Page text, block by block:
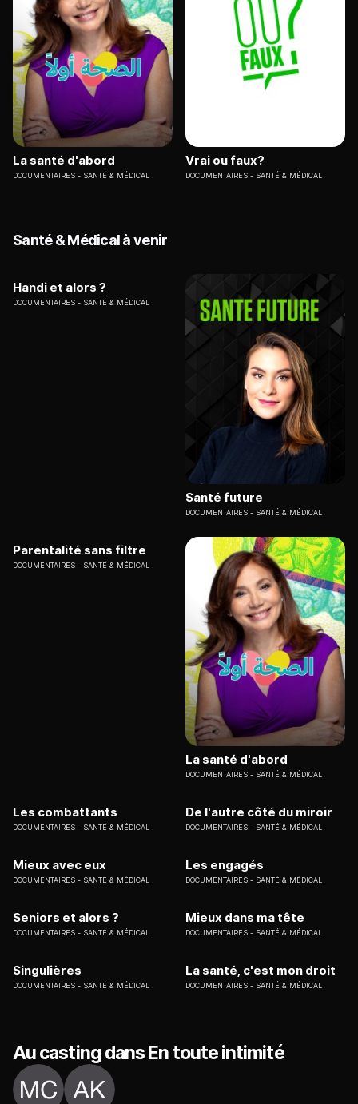
La santé d'abord
DOCUMENTAIRES SANTÉ & MÉDICAL
Vrai ou faux?
DOCUMENTAIRES SANTÉ & MÉDICAL
Santé & Médical à venir
Handi et alors ?
DOCUMENTAIRES SANTÉ & MÉDICAL
Santé future
DOCUMENTAIRES SANTÉ & MÉDICAL
Parentalité sans filtre
DOCUMENTAIRES SANTÉ & MÉDICAL
La santé d'abord
DOCUMENTAIRES SANTÉ & MÉDICAL
Les combattants
DOCUMENTAIRES SANTÉ & MÉDICAL
De l'autre côté du miroir
DOCUMENTAIRES SANTÉ & MÉDICAL
Mieux avec eux
DOCUMENTAIRES SANTÉ & MÉDICAL
Les engagés
DOCUMENTAIRES SANTÉ & MÉDICAL
Seniors et alors ?
DOCUMENTAIRES SANTÉ & MÉDICAL
Mieux dans ma tête
DOCUMENTAIRES SANTÉ & MÉDICAL
Singulières
DOCUMENTAIRES SANTÉ & MÉDICAL
La santé, c'est mon droit
DOCUMENTAIRES SANTÉ & MÉDICAL
Au casting dans En toute intimité